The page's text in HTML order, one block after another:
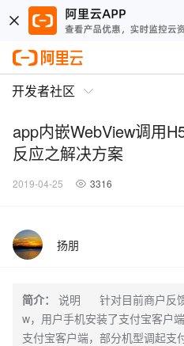
开发者社区
app内嵌WebView调用
反应之解决方案
2019-04-25 3316
扬朋
简介：
说明 针对目前商户反
w，用户手机安装了支付宝客户
支付宝客户端，部分机型调起支